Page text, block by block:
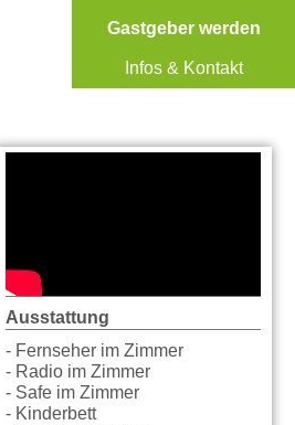
Gastgeber werden
Infos & Kontakt
Ausstattung
- Fernseher im Zimmer
- Radio im Zimmer
- Safe im Zimmer
- Kinderbett